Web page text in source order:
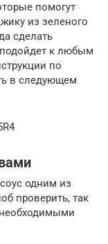
помогут
из зеленого
сделать
подойдет к любым
по
в следующем
одним из
проверить, так